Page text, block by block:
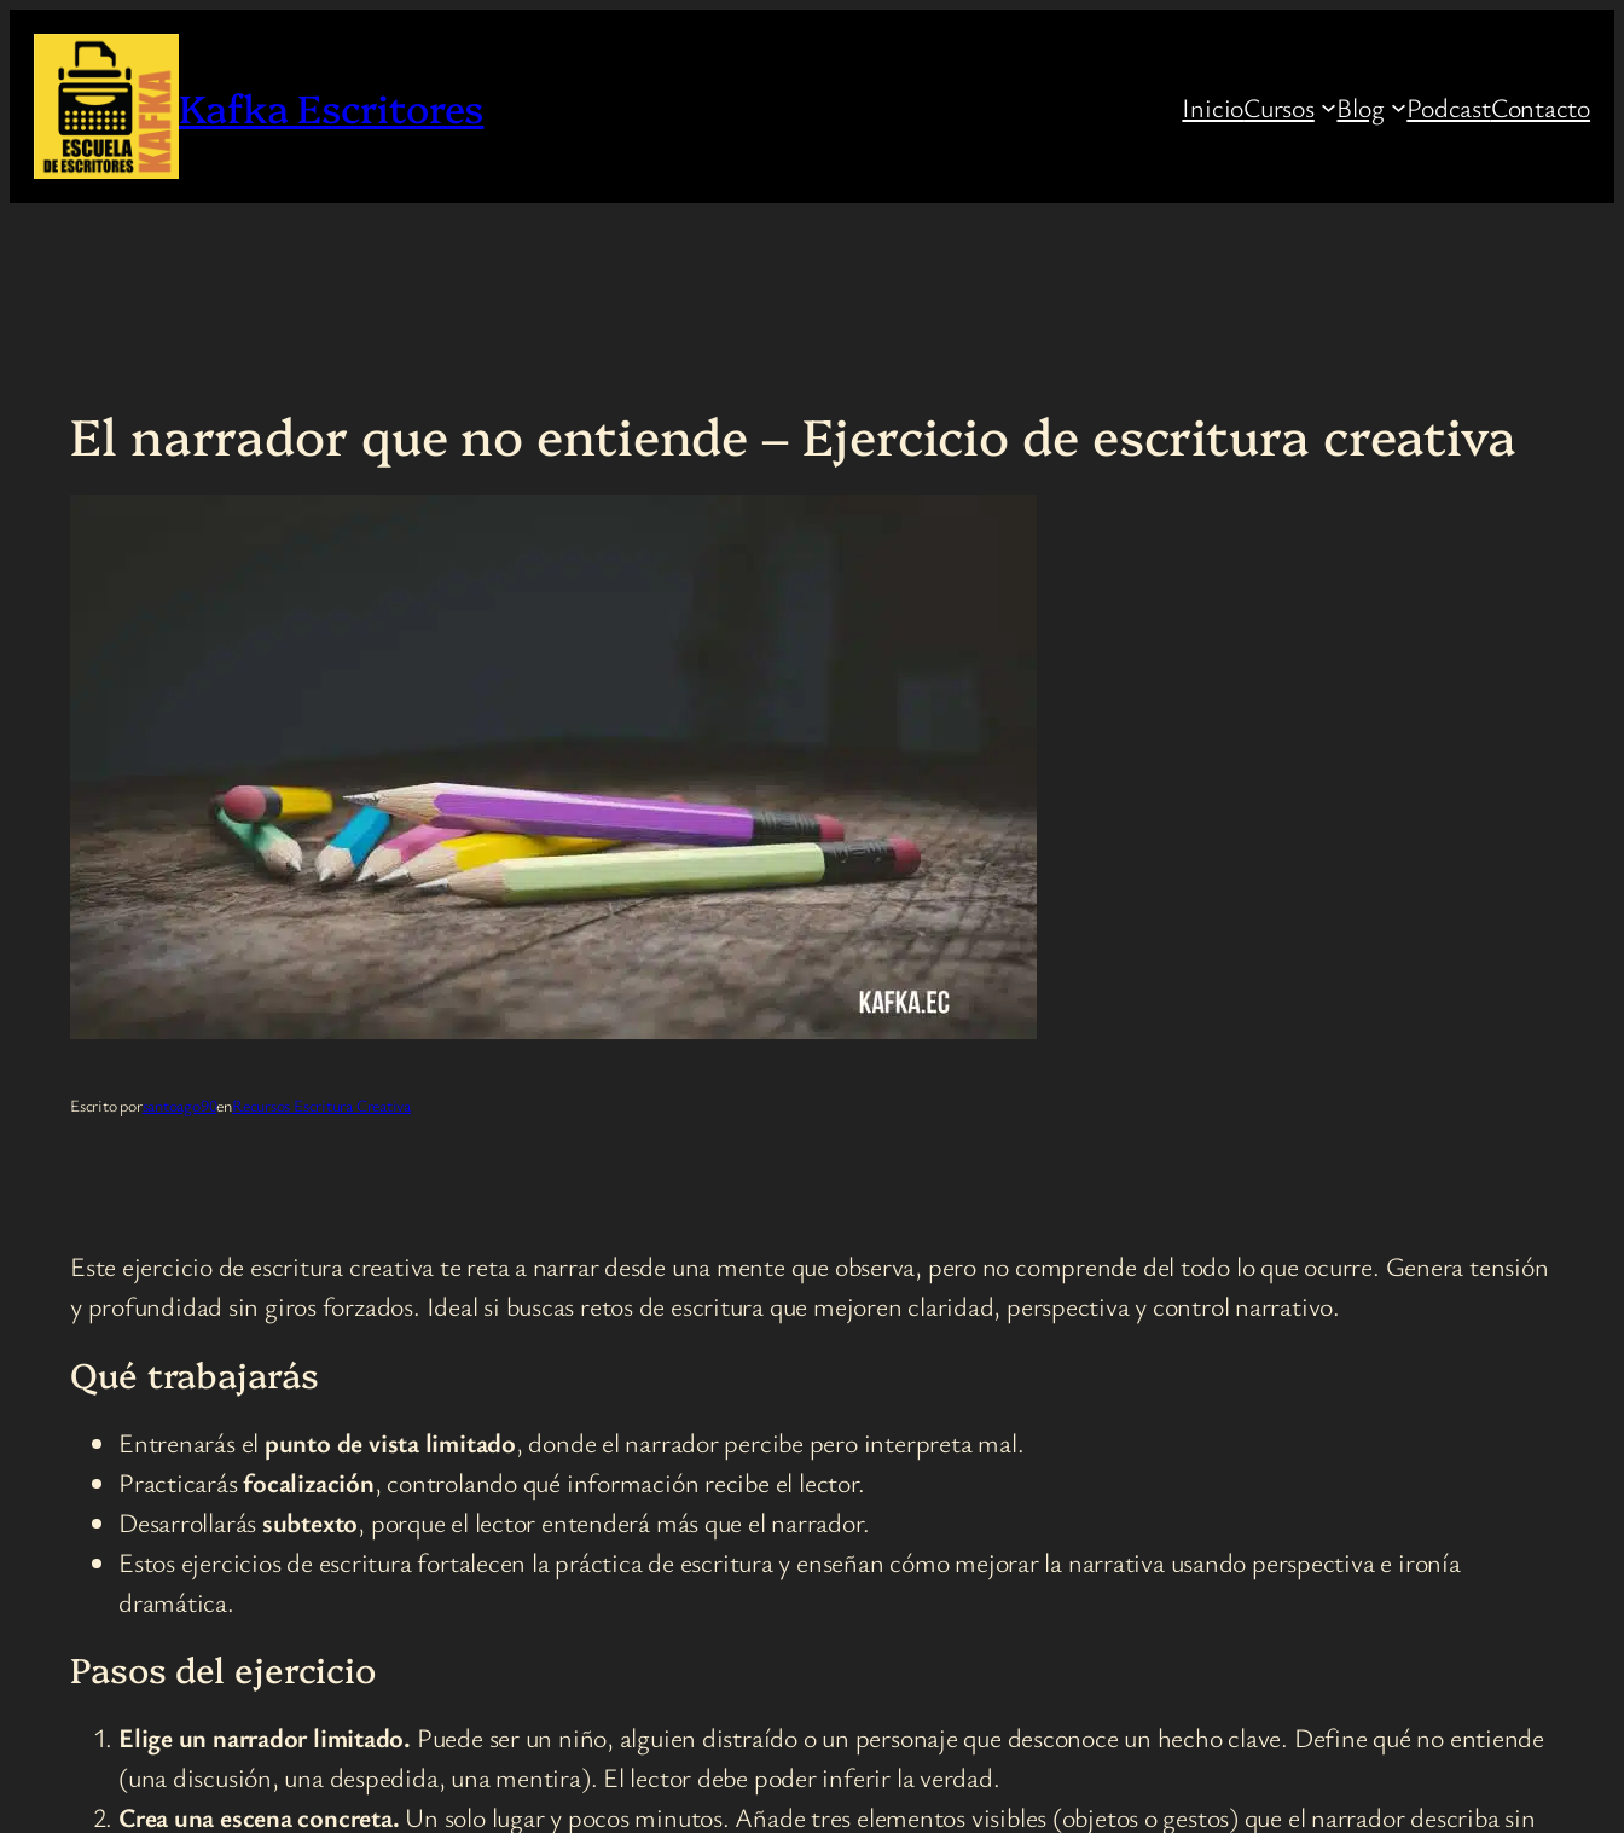
Saltar
contenido
Kafka Escritores InicioCursos Blog PodcastContacto
El narrador que no entiende – Ejercicio de escritura creativa
Escrito porsantoago90enRecursos Escritura Creativa
Este ejercicio de escritura creativa te reta a narrar desde una mente que observa, pero no comprende del todo lo que ocurre. Genera tensión
y profundidad sin giros forzados. Ideal si buscas retos de escritura que mejoren claridad, perspectiva y control narrativo.
Qué trabajarás
Entrenarás el punto de vista limitado, donde el narrador percibe pero interpreta mal.
Practicarásfocalización, controlando qué información recibe el lector.
Desarrollarás subtexto, porque el lector entenderá más que el narrador.
Estos ejercicios de escritura fortalecen la práctica de escritura y enseñan cómo mejorar la narrativa usando perspectiva e ironía
dramática.
Pasos del ejercicio
Elige un narrador limitado. Puede ser un niño, alguien distraído o un personaje que desconoce un hecho clave. Define qué no entiende
(una discusión, una despedida, una mentira). El lector debe poder inferir la verdad.
Crea una escena concreta. Un solo lugar y pocos minutos. Añade tres elementos visibles (objetos o gestos) que el narrador describa sin